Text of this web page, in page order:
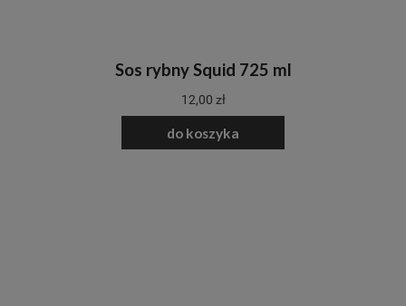
Sos rybny Squid 725 ml
12,00 zł
do koszyka